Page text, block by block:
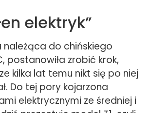
elektryk”
należąca do chińskiego
postanowiła zrobić krok,
kilka lat temu nikt się po niej
Do tej pory kojarzona
elektrycznymi ze średniej i